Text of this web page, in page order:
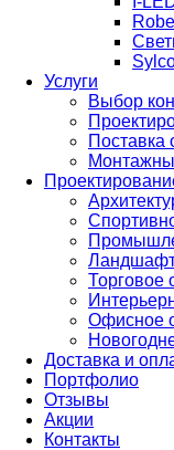
Услуги
Выбор
Поставка
Торговое
Офисное
Доставка и
Портфолио
Отзывы
Акции
Контакты